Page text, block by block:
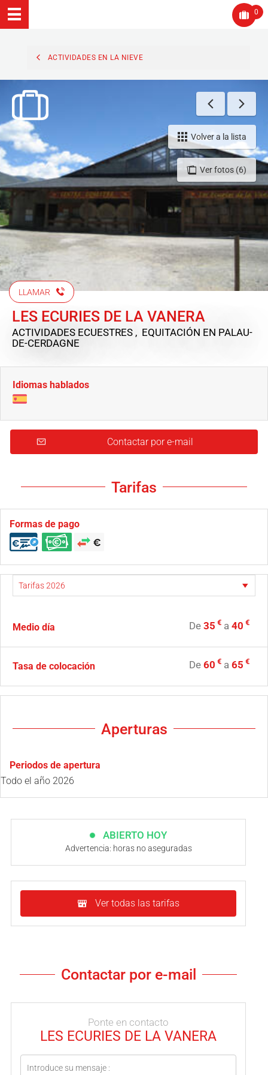
0
ACTIVIDADES EN LA NIEVE
Ver fotos (6)
Volver a la lista
LLAMAR
LES ECURIES DE LA VANERA
ACTIVIDADES ECUESTRES , EQUITACIÓN EN PALAU-
DE-CERDAGNE
Idiomas hablados
Contactar por e-mail
Tarifas
Formas de pago
Medio día De 35 € a 40 €
Tasa de colocación De 60 € a 65 €
Aperturas
Periodos de apertura
Todo el año 2026
ABIERTO HOY
Advertencia: horas no aseguradas
Ver todas las tarifas
Contactar por e-mail
Ponte en contacto
LES ECURIES DE LA VANERA